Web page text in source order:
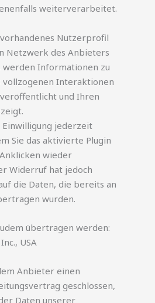
weiterverarbeitet.
Nutzerprofil
Netzwerk des Anbieters
werden Informationen zu
vollzogenen Interaktionen
und Ihren
jederzeit
Sie das aktivierte Plugin
wieder
Widerruf hat jedoch
die Daten, die bereits an
wurden.
übertragen werden:
USA
Anbieter einen
geschlossen,
Daten unserer